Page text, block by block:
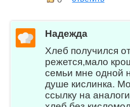
Надежда
Хлеб получился
режется,мало
семьи мне одной
душе кислинка.
ссылку на